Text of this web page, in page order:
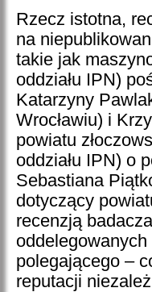
Rzecz istotna,
na
takie jak
oddziału IPN)
Katarzyny
Wrocławiu) i
powiatu
oddziału IPN) o
Sebastiana
dotyczący
recenzją
polegającego –
reputacji